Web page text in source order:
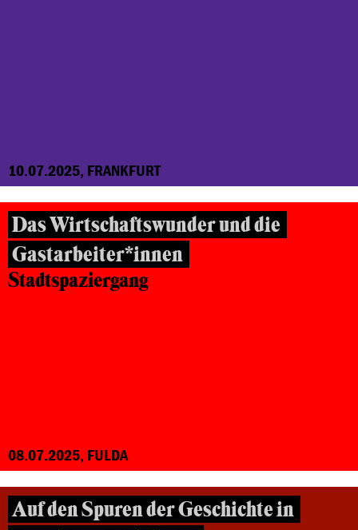
10.07.2025, FRANKFURT
Das Wirtschaftswunder und die
Gastarbeiter*innen
Stadtspaziergang
08.07.2025, FULDA
Auf den Spuren der Geschichte in